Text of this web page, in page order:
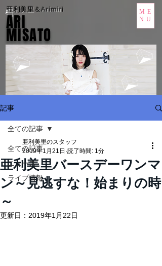
亜利美里＆Arimiri
ARI
MISATO
ME
NU
記事
全ての記事
ニュース
ライブ情報
全ての記事
亜利美里バースデーワンマ
ン～見逃すな！始まりの時
～
亜利美里のスタッフ
2019年1月21日 読了時間: 1分
更新日： 2019年1月22日